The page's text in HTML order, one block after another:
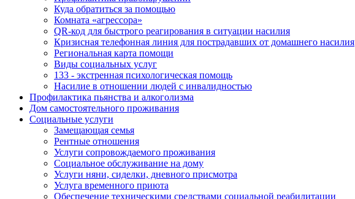
Куда обратиться за помощью
Комната «агрессора»
QR-код для быстрого реагирования в ситуации насилия
Кризисная телефонная линия для пострадавших от домашнего насилия
Региональная карта помощи
Виды социальных услуг
133 - экстренная психологическая помощь
Насилие в отношении людей с инвалидностью
Профилактика пьянства и алкоголизма
Дом самостоятельного проживания
Социальные услуги
Замещающая семья
Рентные отношения
Услуги сопровождаемого проживания
Социальное обслуживание на дому
Услуги няни, сиделки, дневного присмотра
Услуга временного приюта
Обеспечение техническими средствами социальной реабилитации